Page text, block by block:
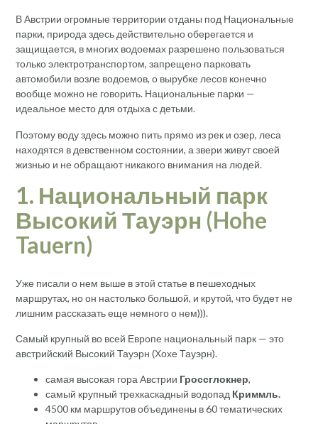
В Австрии огромные территории отданы под Национальные
парки, природа здесь действительно оберегается и
защищается, в многих водоемах разрешено пользоваться
только электротранспортом, запрещено парковать
автомобили возле водоемов, о вырубке лесов конечно
вообще можно не говорить. Национальные парки —
идеальное место для отдыха с детьми.
Поэтому воду здесь можно пить прямо из рек и озер, леса
находятся в девственном состоянии, а звери живут своей
жизнью и не обращают никакого внимания на людей.
1. Национальный парк
Высокий Тауэрн (Hohe
Tauern)
Уже писали о нем выше в этой статье в пешеходных
маршрутах, но он настолько большой, и крутой, что будет не
лишним рассказать еще немного о нем))).
Самый крупный во всей Европе национальный парк — это
австрийский Высокий Тауэрн (Хохе Тауэрн).
самая высокая гора Австрии Гроссглокнер,
самый крупный трехкаскадный водопад Криммль.
4500 км маршрутов объединены в 60 тематических